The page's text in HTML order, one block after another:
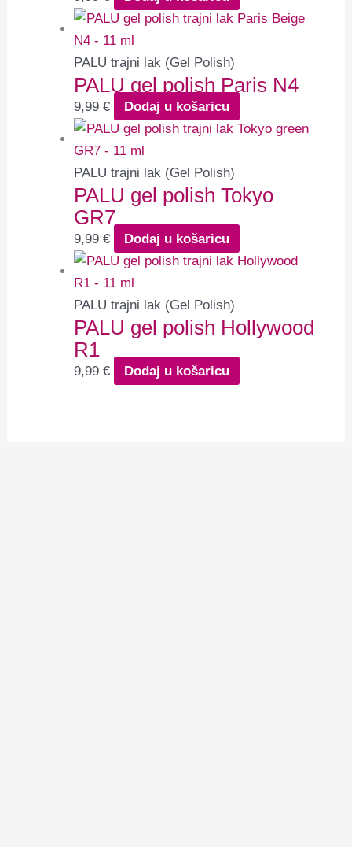
PALU trajni lak (Gel Polish)
PALU gel polish Paris N4
9,99€ Dodaj u košaricu
PALU trajni lak (Gel Polish)
PALU gel polish Tokyo
GR7
9,99€ Dodaj u košaricu
PALU trajni lak (Gel Polish)
PALU gel polish Hollywood
R1
9,99€ Dodaj u košaricu